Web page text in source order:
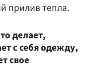
прилив тепла.
делает,
с себя одежду,
свое